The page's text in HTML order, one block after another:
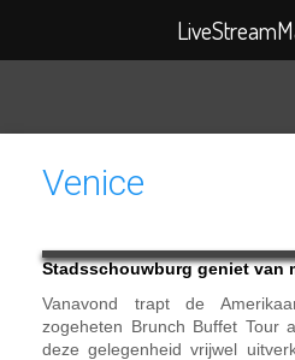
for:
Venice
Stadsschouwburg geniet van
Vanavond trapt de
zogeheten Brunch Buffet Tour
deze gelegenheid vrijwel